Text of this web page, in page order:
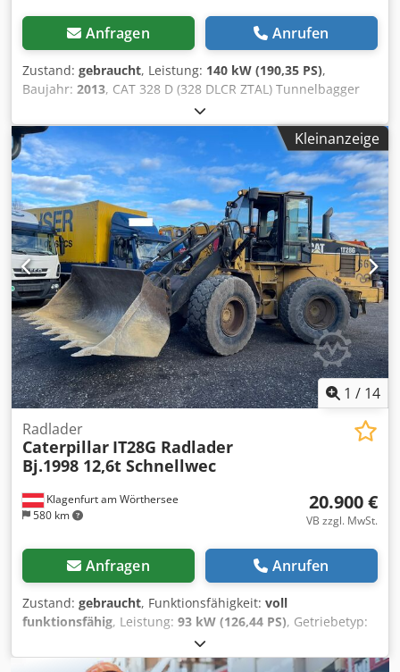
Anfragen Anrufen
Zustand: gebraucht, Leistung: 140 kW (190,35 PS),
Baujahr: 2013, CAT 328 D (328 DLCR ZTAL) Tunnelbagger
Sehr viele Teile zusätzlich gegen Aufpreis erhältlich, z. B.
ein kompletter Oberbau etc.!! Crodpfx Aswmpcuogmef •
Leistung: 140 kW (190 PS) • Knick-/ Verstellausleger für
Tunnelarbeiten • Schnellwechseleinrichtung •
Schildabstützung • Klima • Kurzheckversion • 11.600 Bh. •
600 mm Kettenbreite • inclusive 1 x Tieflöffel 1.3 m³ und 1 x
Ripper • Baggergrabungstiefe: ca. 7m • Leergewicht: 43.500
kg - deutsche Maschine! - funktionsfähig! - Alle
Kundendienste durch Fa. Zeppelin / Caterpillar Irrtümer
und Zwischenverkauf vorbehaltlich! = Weitere
Informationen = Baujahr: 2013 Schäden: keines
Kleinanzeige
1 / 14
Klagenfurt am Wörthersee
580 km
Radlader
Caterpillar IT28G Radlader
Bj.1998 12,6t Schnellwec
20.900 €
VB zzgl. MwSt.
Anfragen Anrufen
Zustand: gebraucht, Funktionsfähigkeit: voll
funktionsfähig, Leistung: 93 kW (126,44 PS), Getriebetyp:
Diesel
Betriebsgewicht:12.600 kg, Achsen-Konfiguration:4x4,